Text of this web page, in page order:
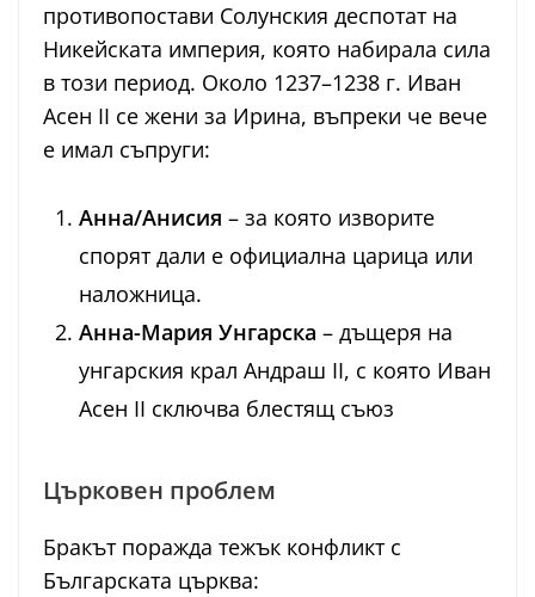
противопостави Солунския деспотат на
Никейската империя, която набирала сила
в този период. Около 1237–1238 г. Иван
Асен II се жени за Ирина, въпреки че вече
е имал съпруги:
Анна/Анисия – за която изворите
спорят дали е официална царица или
наложница.
Анна-Мария Унгарска – дъщеря на
унгарския крал Андраш II, с която Иван
Асен II сключва блестящ съюз
Църковен проблем
Бракът поражда тежък конфликт с
Българската църква: